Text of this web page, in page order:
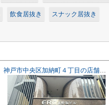
飲食居抜き スナック居抜き
神戸市中央区加納町４丁目の店舗一部